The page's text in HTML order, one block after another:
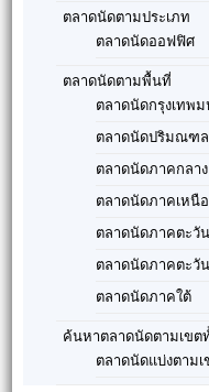
ตลาดนัดตามประเภท
ตลาดนัดออฟฟิศ
ตลาดนัดตามพื้นที่
ตลาดนัดกรุงเทพ
ตลาดนัดปริมณฑล
ตลาดนัดภาคกลาง
ตลาดนัดภาคเหนือ
ตลาดนัดภาคตะวั
ตลาดนัดภาคตะวั
ตลาดนัดภาคใต้
ค้นหาตลาดนัดตามเขต
ตลาดนัดแบ่งตามเ